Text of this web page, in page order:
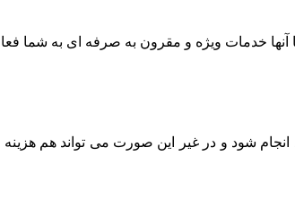
خدمات ویژه و مقرون به صرفه ای به شما
شود و در غیر این صورت می تواند هم